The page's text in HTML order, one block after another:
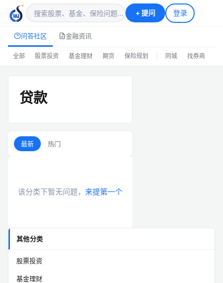
+提问 登录
问答社区 金融资讯
全部 股票投资 基金理财 期货 保险规划 同城 找券商
贷款
最新 热门
该分类下暂无问题， 来提第一个
其他分类
股票投资
基金理财